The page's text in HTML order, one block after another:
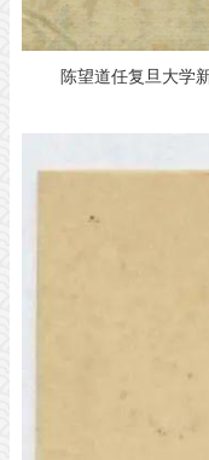
陈望道任复旦大学